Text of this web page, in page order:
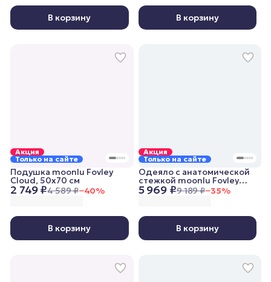
В корзину В корзину
Акция
Только на сайте
2 749 ₽4 589 ₽−40%
Подушка moonlu Fovley
Cloud, 50x70 см
В корзину
Акция
Только на сайте
5 969 ₽9 189 ₽−35%
Одеяло с анатомической
стежкой moonlu Fovley
Lightweight, 172x205 см,
облегченное
В корзину